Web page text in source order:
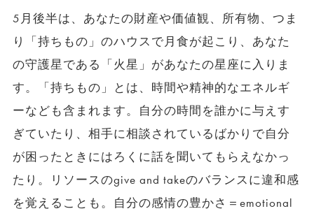
5月後半は、あなたの財産や価値観、所有物、つま
り「持ちもの」のハウスで月食が起こり、あなた
の守護星である「火星」があなたの星座に入りま
す。「持ちもの」とは、時間や精神的なエネルギ
ーなども含まれます。自分の時間を誰かに与えす
ぎていたり、相手に相談されているばかりで自分
が困ったときにはろくに話を聞いてもらえなかっ
たり。リソースのgive and takeのバランスに違和感
を覚えることも。自分の感情の豊かさ＝emotional